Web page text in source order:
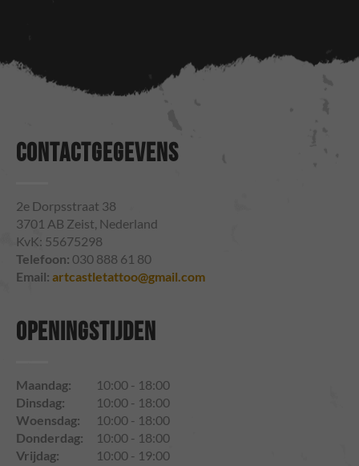
CONTACTGEGEVENS
2e Dorpsstraat 38
3701 AB Zeist, Nederland
KvK: 55675298
Telefoon: 030 888 61 80
Email: artcastletattoo@gmail.com
OPENINGSTIJDEN
Maandag:
10:00 - 18:00
Dinsdag:
10:00 - 18:00
Woensdag:
10:00 - 18:00
Donderdag:
10:00 - 18:00
Vrijdag:
10:00 - 19:00